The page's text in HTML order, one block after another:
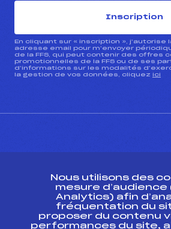
Inscription
En cliquant sur « inscription », j’autorise
adresse email pour m’envoyer
de la FFS, qui peut contenir des offres
promotionnelles de la FFS ou de ses
d’informations sur les modalités
la gestion de vos données, cliquez ici
ESPACE PRESSE
Ressources
Nous utilisons des
mesure d’audience
Analytics) afin
fréquentation du
proposer du contenu
performances du site,